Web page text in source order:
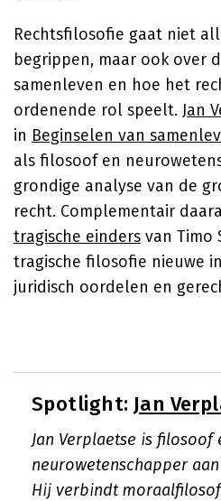
Rechtsfilosofie gaat niet
begrippen, maar ook over
samenleven en hoe het
ordenende rol speelt. Jan
in Beginselen van
als filosoof en
grondige analyse van de
recht. Complementair
tragische einders van Timo
tragische filosofie nieuwe
juridisch oordelen en
Spotlight: Jan
Jan Verplaetse is filosoof
neurowetenschapper
Hij verbindt